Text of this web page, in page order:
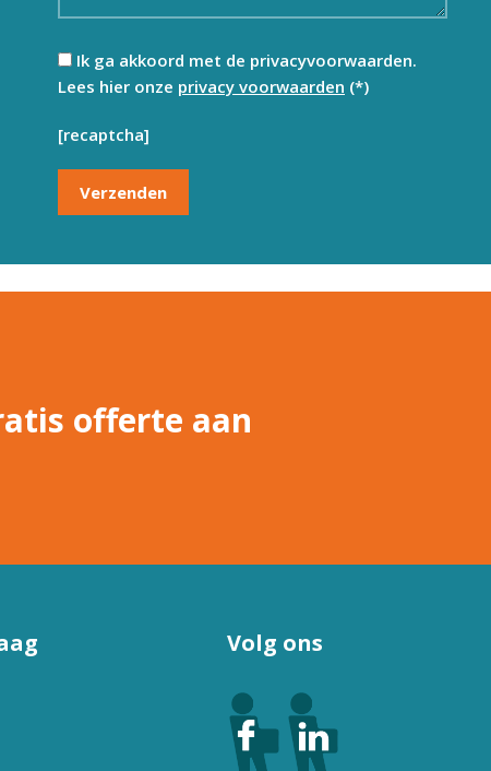
Ik ga akkoord met de privacyvoorwaarden.
Lees hier onze privacy voorwaarden (*)
[recaptcha]
offerte aan
Volg ons